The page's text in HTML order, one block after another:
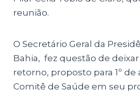
reunião.
O Secretário Geral da
Bahia, fez questão de
retorno, proposto para 1º de
Comitê de Saúde em seu